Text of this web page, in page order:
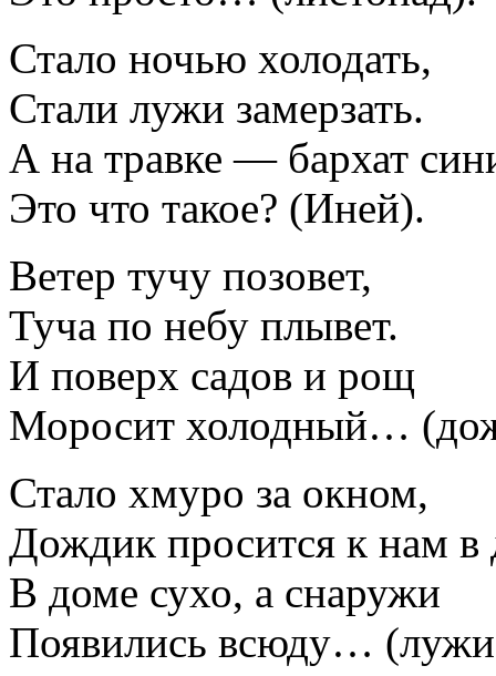
Стало ночью холодать,
Стали лужи замерзать.
А на травке — бархат
Это что такое? (Иней).
Ветер тучу позовет,
Туча по небу плывет.
И поверх садов и рощ
Моросит холодный…
Стало хмуро за окном,
Дождик просится к нам в
В доме сухо, а снаружи
Появились всюду…